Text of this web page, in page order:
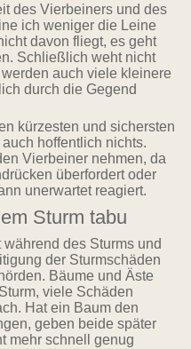
des Vierbeiners und des
ich weniger die Leine
davon fliegt, es geht
Schließlich weht nicht
auch viele kleinere
durch die Gegend
kürzesten und sichersten
hoffentlich nichts.
Vierbeiner nehmen, da
überfordert oder
unerwartet reagiert.
Sturm tabu
des Sturms und
der Sturmschäden
Bäume und Äste
viele Schäden
Hat ein Baum den
geben beide später
mehr schnell genug